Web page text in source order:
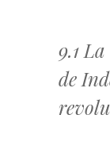
9.1
de